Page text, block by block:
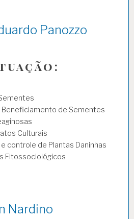
Panozzo
Beneficiamento de Sementes
Culturais
controle de Plantas Daninhas
Fitossociológicos
Nardino